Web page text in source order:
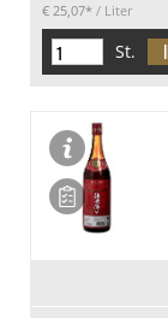
€ 25,07* / Liter
St.